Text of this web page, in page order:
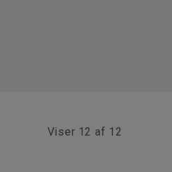
Viser 12 af 12